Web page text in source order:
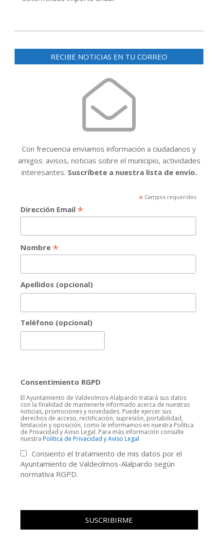
01-
RECIBE NOTICIAS EN TU CORREO
Con frecuencia enviamos información a ciudadanos y
amigos: avisos, noticias sobre el municipio, actividades
interesantes. Suscríbete a nuestra lista de envío.
*Campos requeridos
Dirección Email *
Nombre *
Apellidos (opcional)
Teléfono (opcional)
Consentimiento RGPD
El Ayuntamiento de Valdeolmos-Alalpardo tratará sus datos
con la finalidad de mantenerle informado acerca de nuestras
noticias, promociones y novedades. Puede ejercer sus
derechos de acceso, rectificación, supresión, portabilidad,
limitación y oposición, como le informamos en nuestra Política
de Privacidad y Aviso Legal. Para más información consulte
nuestra Politica de Privacidad y Aviso Legal
Consiento el tratamiento de mis datos por el
Ayuntamiento de Valdeolmos-Alalpardo según
normativa RGPD.